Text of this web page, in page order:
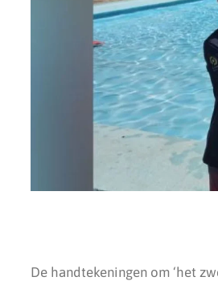
De handtekeningen om ‘het